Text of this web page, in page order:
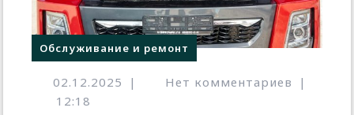
Обслуживание и ремонт
02.12.2025 | Нет комментариев
|
12:18